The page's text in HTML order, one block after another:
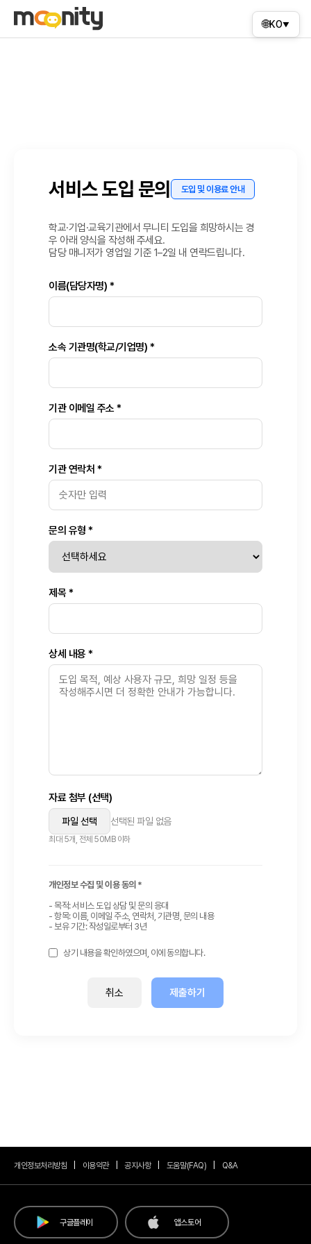
🌐KO▼
서비스 도입 문의 도입 및 이용료 안내
학교·기업·교육기관에서 무니티 도입을 희망하시는 경
우 아래 양식을 작성해 주세요.
담당 매니저가 영업일 기준 1–2일 내 연락드립니다.
이름(담당자명) *
소속 기관명(학교/기업명) *
기관 이메일 주소 *
기관 연락처 *
문의 유형 *
제목 *
상세 내용 *
자료 첨부 (선택)
파일 선택 선택된 파일 없음
최대 5개, 전체 50MB 이하
개인정보 수집 및 이용 동의 *
- 목적: 서비스 도입 상담 및 문의 응대
- 항목: 이름, 이메일 주소, 연락처, 기관명, 문의 내용
- 보유 기간: 작성일로부터 3년
상기 내용을 확인하였으며, 이에 동의합니다.
취소 제출하기
개인정보처리방침 이용약관 공지사항 도움말(FAQ) Q&A
구글플레이 앱스토어